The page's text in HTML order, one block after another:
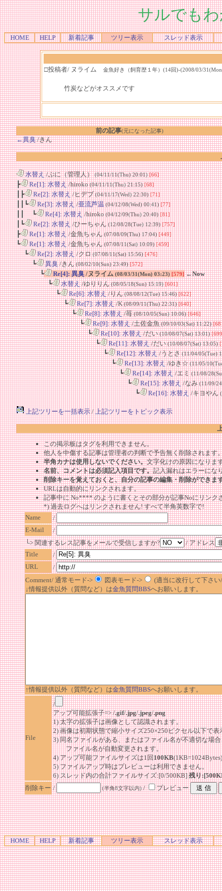
サルでも
HOME HELP 新着記事 ツリー表示 スレッド表示
□投稿者/ ヌライム 金魚好き（飼育歴１年）(14回)-(2008/03/
竹炭などがオススメです
前の記事(元になった記事)
←異臭/きん
水替え/ぷに（管理人）(04/11/11(Thu) 20:01)[66]
┣ Re[1]: 水替え/hiroko(04/11/11(Thu) 21:15)[68]
┃┣ Re[2]: 水替え/ヒデブ(04/11/17(Wed) 22:30)[71]
┃┃┗ Re[3]: 水替え/亜流芦温 (04/12/08(Wed) 00:41)[77]
┃┃ ┗ Re[4]: 水替え/hiroko(04/12/09(Thu) 20:40)[81]
┃┗ Re[2]: 水替え/ひーちゃん(12/08/28(Tue) 12:39)[757]
┣ Re[1]: 水替え/金魚ちゃん(07/08/09(Thu) 17:04)[449]
┗ Re[1]: 水替え/金魚ちゃん(07/08/11(Sat) 10:09)[459]
┗ Re[2]: 水替え/クロ(07/08/11(Sat) 15:56)[476]
┗ 異臭/きん(08/02/10(Sun) 23:49)[572]
┗ Re[4]: 異臭/ヌライム (08/03/31(Mon) 03:23) [579] ←Now
┗
水替え/ゆりりん(08/05/18(Sun) 15:19)[601]
┗ Re[6]: 水替え/りん(08/08/12(Tue) 15:46)[622]
┗ Re[7]: 水替え/K(08/09/11(Thu) 22:31)[640]
┗ Re[8]: 水替え/苺(08/10/05(Sun) 10:06)[646]
┗ Re[9]: 水替え/土佐金魚(09/10/03(Sat) 11:22)
┗ Re[10]: 水替え/だい(10/08/07(Sat) 13:01)
┗ Re[11]: 水替え/だい(10/08/07(Sat) 13:05)
┗ Re[12]: 水替え/うとさ(11/04/05(Tue)
┗ Re[13]: 水替え/ゆき☆(11/05/
┗ Re[14]: 水替え/エミ(11/08/
┗ Re[15]: 水替え/なみ(11/09/
┗ Re[16]: 水替え/キヨやん
上記ツリーを一括表示/上記ツリーをトピック表示
この掲示板はタグを利用できません。
他人を中傷する記事は管理者の判断で予告無く削除されます
半角カナは使用しないでください。文字化けの原因になりま
名前、コメントは必須記入項目です。記入漏れはエラーにな
削除キーを覚えておくと、自分の記事の編集・削除ができま
URLは自動的にリンクされます。
記事中に No**** のように書くとその部分が記事Noにリン
*) 過去ログへはリンクされません! すべて半角英数字で!
Name
/
E-Mail
/
└> 関連するレス記事をメールで受信しますか?
/ アドレス
Title
/
URL
/
Comment/ 通常モード->
図表モード->
(適当に改行して下さ
↓情報提供以外（質問など）は金魚質問BBSへお願いします。
↑情報提供以外（質問など）は金魚質問BBSへお願いします。
File
/
アップ可能拡張子=> /.gif/.jpg/.jpeg/.png
1) 太字の拡張子は画像として認識されます。
2) 画像は初期状態で縮小サイズ250×250ピクセル以下で表
3) 同名ファイルがある、またはファイル名が不適切な場
ファイル名が自動変更されます。
4) アップ可能ファイルサイズは1回100KB
5) ファイルアップ時はプレビューは利用できません。
6) スレッド内の合計ファイルサイズ:[0/500KB]残り
削除キー / (半角8文字以内)/ プレビュー
HOME HELP 新着記事 ツリー表示 スレッド表示